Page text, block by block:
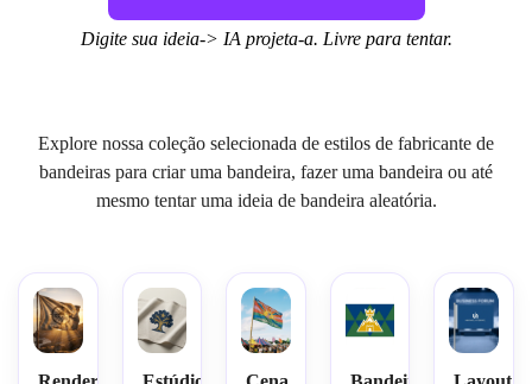
Digite sua ideia-> IA projeta-a. Livre para tentar.
Explore nossa coleção selecionada de estilos de fabricante de
bandeiras para criar uma bandeira, fazer uma bandeira ou até
mesmo tentar uma ideia de bandeira aleatória.